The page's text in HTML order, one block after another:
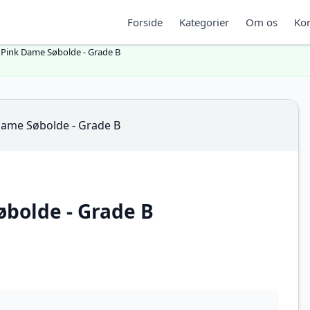
Forside Kategorier Om os
Dame Søbolde - Grade B
- Grade B